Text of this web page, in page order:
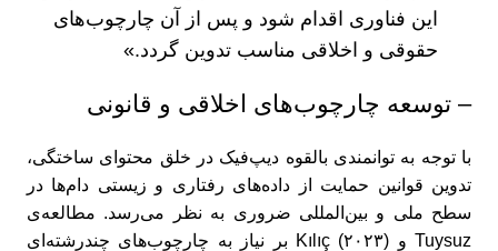
این فناوری اقدام شود و پس از آن چارچوب‌های
حقوقی و اخلاقی مناسب تدوین گردد.»
– توسعه چارچوب‌های اخلاقی و قانونی
با توجه به توانمندی بالقوه دیپ‌فیک در خلق محتوای ساختگی،
تدوین قوانین حمایت از داده‌های رفتاری و زیستی دام‌ها در
سطح ملی و بین‌المللی ضروری به نظر می‌رسد. مطالعه‌ی
Tuysuz و Kılıç (۲۰۲۳) بر نیاز به چارچوب‌های چندرشته‌ای